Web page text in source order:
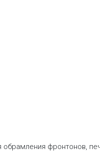
обрамления фронтонов,